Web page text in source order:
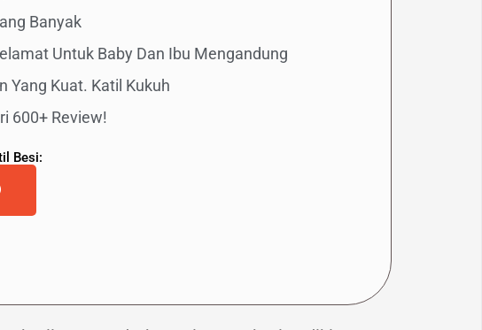
Banyak
Untuk Baby Dan Ibu Mengandung
Yang Kuat. Katil Kukuh
600+ Review!
Besi: